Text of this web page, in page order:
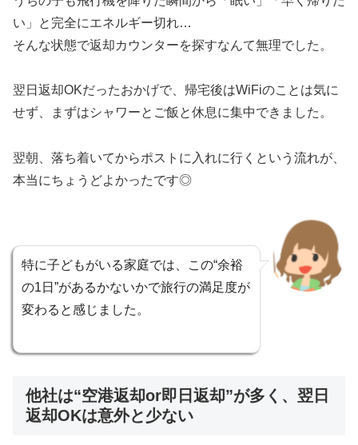
い」と完全にエネルギー切れ…
そんな状態で返却カウンターを探すなんて無理でした。
翌日返却OKだったおかげで、帰宅後はWiFiのことは気に
せず、まずはシャワーとご飯と休息に集中できました。
翌朝、落ち着いてからポストに入れに行くという流れが、
本当にちょうどよかったです◎
特に子どもがいる家庭では、この“余裕
の1日”があるかないかで旅行の満足度が
変わると感じました。
他社は“空港返却or即日返却”が多く、翌日
返却OKは意外と少ない